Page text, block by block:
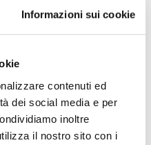
Informazioni sui cookie
contenuti ed
dei social media e per
inoltre
il nostro sito con i